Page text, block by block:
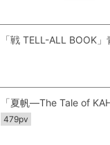
「戦 TELL-ALL BOOK
「夏帆―The Tale of
479pv